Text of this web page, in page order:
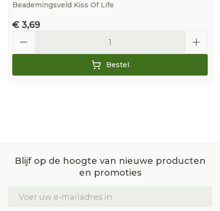
Beademingsveld Kiss Of Life
€ 3,69
Bestel
Blijf op de hoogte van nieuwe producten
en promoties